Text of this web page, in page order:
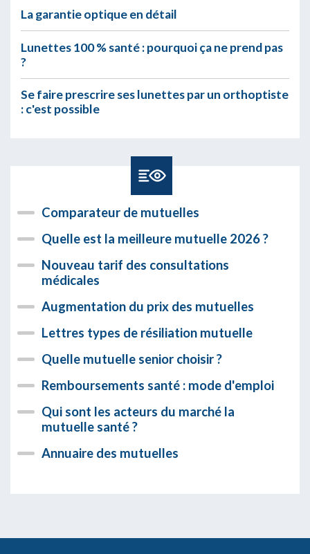
La garantie optique en détail
Lunettes 100 % santé : pourquoi ça ne prend pas
?
Se faire prescrire ses lunettes par un orthoptiste
: c'est possible
Comparateur de mutuelles
Quelle est la meilleure mutuelle 2026 ?
Nouveau tarif des consultations
médicales
Augmentation du prix des mutuelles
Lettres types de résiliation mutuelle
Quelle mutuelle senior choisir ?
Remboursements santé : mode d'emploi
Qui sont les acteurs du marché la
mutuelle santé ?
Annuaire des mutuelles